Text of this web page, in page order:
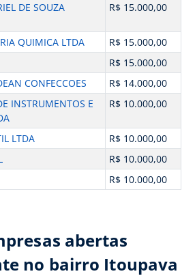
DE SOUZA
R$ 15.000,00
QUIMICA LTDA
R$ 15.000,00
R$ 15.000,00
CONFECCOES
R$ 14.000,00
INSTRUMENTOS E
R$ 10.000,00
LTDA
R$ 10.000,00
R$ 10.000,00
R$ 10.000,00
abertas
no bairro Itoupava